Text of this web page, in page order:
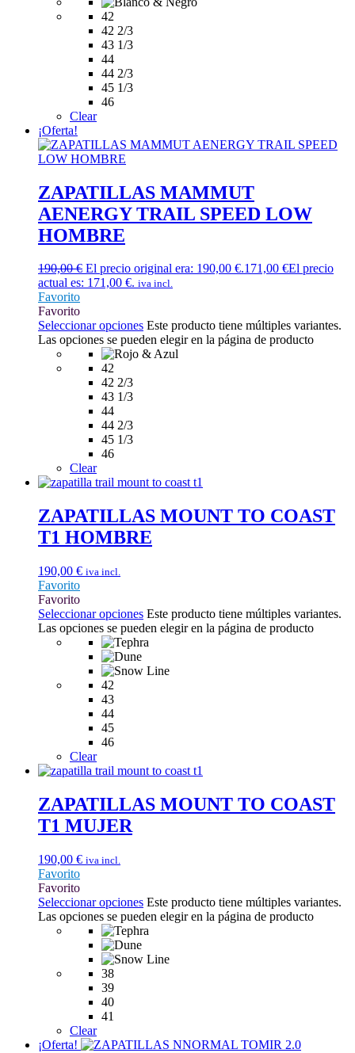
42
42 2/3
43 1/3
44
44 2/3
45 1/3
46
Clear
¡Oferta!
ZAPATILLAS MAMMUT
AENERGY TRAIL SPEED LOW
HOMBRE
190,00€ El precio original era: 190,00 €.171,00 €El precio
actual es: 171,00 €. iva incl.
Favorito
Favorito
Seleccionar opciones Este producto tiene múltiples variantes.
Las opciones se pueden elegir en la página de producto
42
42 2/3
43 1/3
44
44 2/3
45 1/3
46
Clear
ZAPATILLAS MOUNT TO COAST
T1 HOMBRE
190,00 € iva incl.
Favorito
Favorito
Seleccionar opciones Este producto tiene múltiples variantes.
Las opciones se pueden elegir en la página de producto
42
43
44
45
46
Clear
ZAPATILLAS MOUNT TO COAST
T1 MUJER
190,00 € iva incl.
Favorito
Favorito
Seleccionar opciones Este producto tiene múltiples variantes.
Las opciones se pueden elegir en la página de producto
38
39
40
41
Clear
¡Oferta!